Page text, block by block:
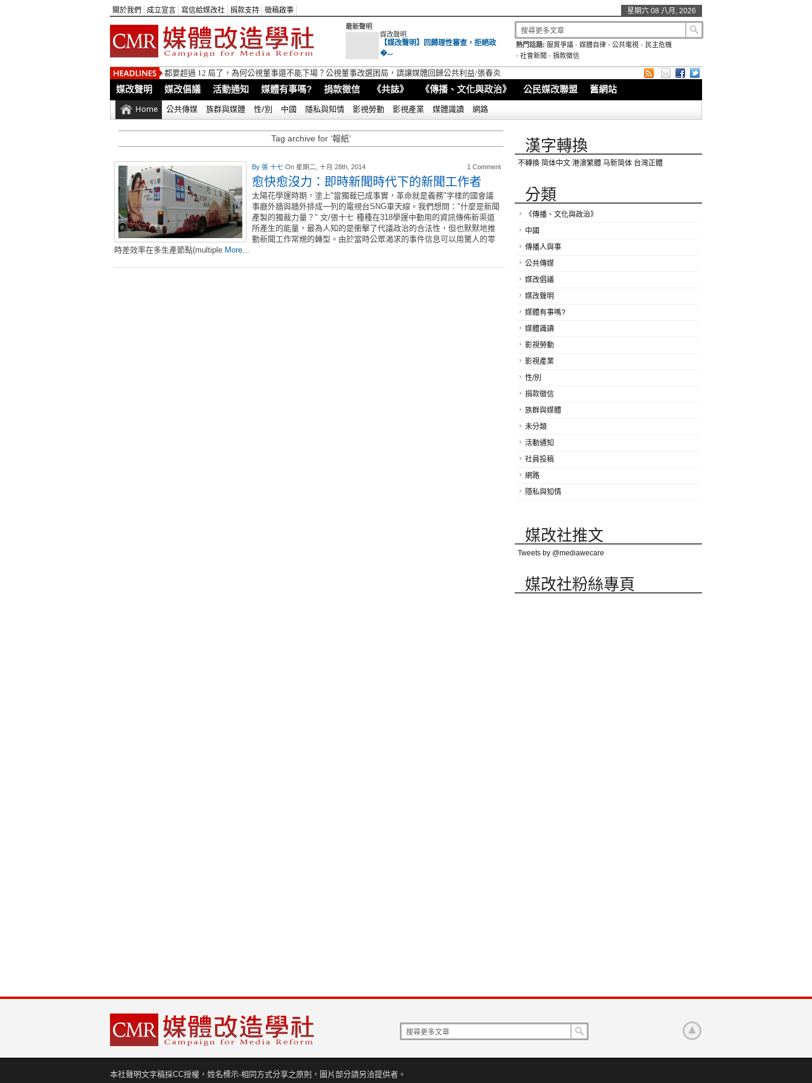
關於我們 成立宣言 寫信給媒改社 捐款支持 徵稿啟事 星期六 08 八月, 2026
最新聲明
媒改聲明
【媒改聲明】回歸理性審查，拒絕政
�...
熱門話題: 服貿爭議 -媒體自律 -公共電視 - 民主危機
- 社會新聞 - 捐款徵信
都要超過 12 局了，為何公視董事還不能下場？公視董事改選困局，請讓媒體回歸公共利益/張春炎
媒改聲明 媒改倡議 活動通知 媒體有事嗎? 捐款徵信 《共誌》 《傳播、文化與政治》 公民媒改聯盟 舊網站
Home 公共傳媒 族群與媒體 性/別 中國 隱私與知情 影視勞動 影視產業 媒體識讀 網路
Tag archive for ‘報紙’
By 張 十七 On 星期二, 十月 28th, 2014 1 Comment
愈快愈沒力：即時新聞時代下的新聞工作者
太陽花學運時期，塗上"當獨裁已成事實，革命就是義務"字樣的國會議
事廳外牆與牆外排成一列的電視台SNG車天線。我們想問："什麼是新聞
產製的獨裁力量？" 文/張十七 種種在318學運中動用的資訊傳佈新渠道
所產生的能量，最為人知的是衝擊了代議政治的合法性，但也默默地推
動新聞工作常規的轉型。由於當時公眾渴求的事件信息可以用驚人的零
時差效率在多生產節點(multiple More...
漢字轉換
不轉換 简体中文 港澳繁體 马新简体 台灣正體
分類
《傳播、文化與政治》
中國
傳播人與事
公共傳媒
媒改倡議
媒改聲明
媒體有事嗎?
媒體識讀
影視勞動
影視產業
性/別
捐款徵信
族群與媒體
未分類
活動通知
社員投稿
網路
隱私與知情
媒改社推文
Tweets by @mediawecare
媒改社粉絲專頁
本社聲明文字稿採CC授權，姓名標示-相同方式分享之原則，圖片部分請另洽提供者。